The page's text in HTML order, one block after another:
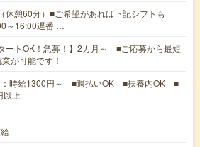
休憩60分）■ご希望があれば下記シフトも
～16:00遅番 …
ートOK！急募！】2カ月～ ■ご応募から最短
が可能です！
：時給1300円～ ■週払いOK ■扶養内OK ■
以上